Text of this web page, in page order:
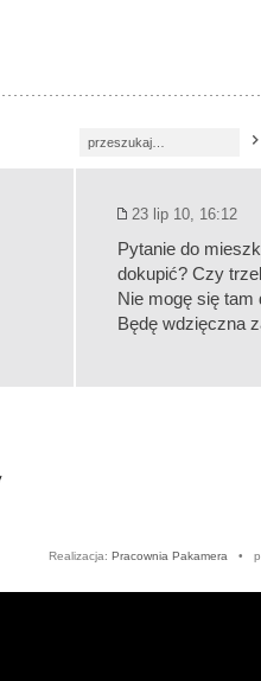
23 lip 10, 16:12
Pytanie do
dokupić? Czy
Nie mogę się tam
Będę wdzięczna
Realizacja: Pracownia Pakamera •